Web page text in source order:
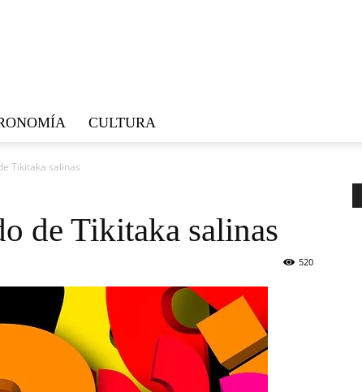
CULTURA
Tikitaka salinas
de Tikitaka salinas
520